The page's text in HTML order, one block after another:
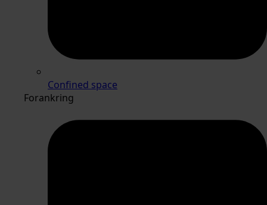
Confined space
Forankring